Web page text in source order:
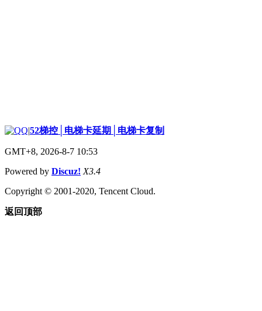
|52梯控│电梯卡延期│电梯卡复制
GMT+8, 2026-8-7 10:53
Powered by Discuz! X3.4
Copyright © 2001-2020, Tencent Cloud.
返回顶部